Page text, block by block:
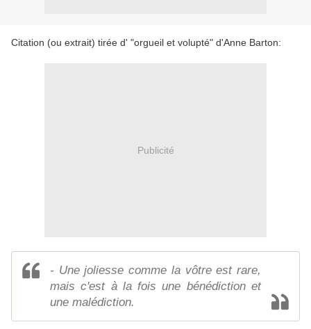
Citation (ou extrait) tirée d' "orgueil et volupté" d'Anne Barton:
Publicité
- Une joliesse comme la vôtre est rare,
mais c'est à la fois une bénédiction et
une malédiction.